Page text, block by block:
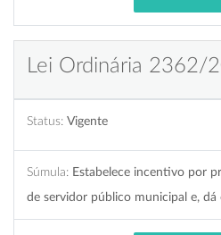
Lei Ordinária 2362/
Status: Vigente
Súmula: Estabelece incentivo por
de servidor público municipal e, dá